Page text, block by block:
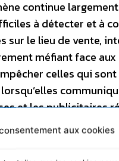
aux cookies
continue
à détecter et à
le lieu de vente,
méfiant face
celles qui
et les publicitaires
soumettre à des
même de
et garantir la